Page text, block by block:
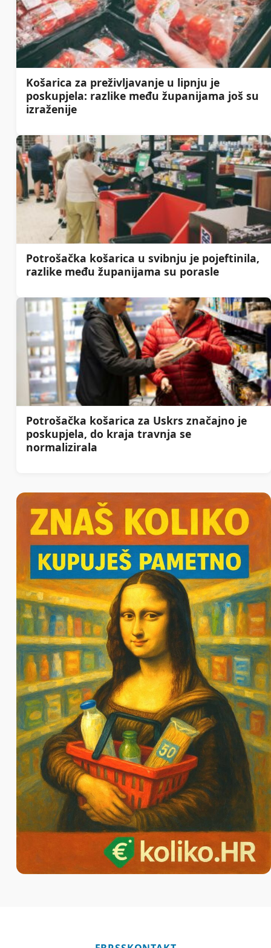
Košarica za preživljavanje u lipnju je
poskupjela: razlike među županijama još su
izraženije
Potrošačka košarica u svibnju je pojeftinila,
razlike među županijama su porasle
Potrošačka košarica za Uskrs značajno je
poskupjela, do kraja travnja se
normalizirala